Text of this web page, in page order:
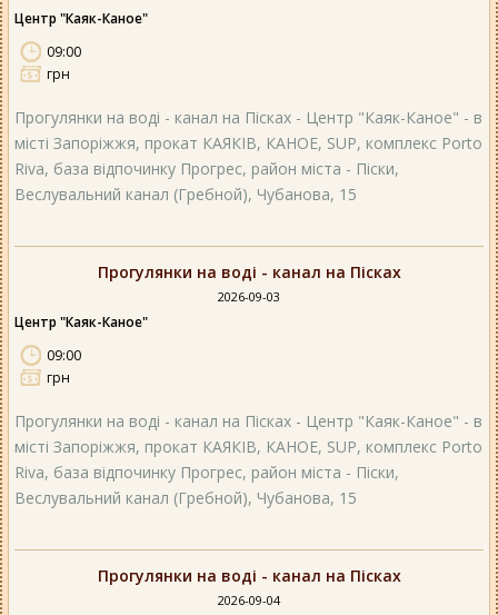
Центр "Каяк-Каное"
09:00
грн
Прогулянки на воді - канал на Пісках - Центр "Каяк-Каное" - в
місті Запоріжжя, прокат КАЯКІВ, КАНОЕ, SUP, комплекс Porto
Riva, база відпочинку Прогрес, район міста - Піски,
Веслувальний канал (Гребной), Чубанова, 15
Прогулянки на воді - канал на Пісках
2026-09-03
Центр "Каяк-Каное"
09:00
грн
Прогулянки на воді - канал на Пісках - Центр "Каяк-Каное" - в
місті Запоріжжя, прокат КАЯКІВ, КАНОЕ, SUP, комплекс Porto
Riva, база відпочинку Прогрес, район міста - Піски,
Веслувальний канал (Гребной), Чубанова, 15
Прогулянки на воді - канал на Пісках
2026-09-04